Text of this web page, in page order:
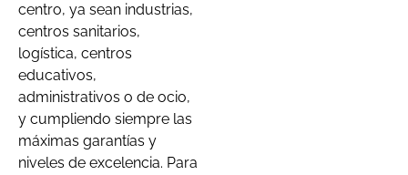
centro, ya sean industrias,
centros sanitarios,
logística, centros
educativos,
administrativos o de ocio,
y cumpliendo siempre las
máximas garantías y
niveles de excelencia. Para